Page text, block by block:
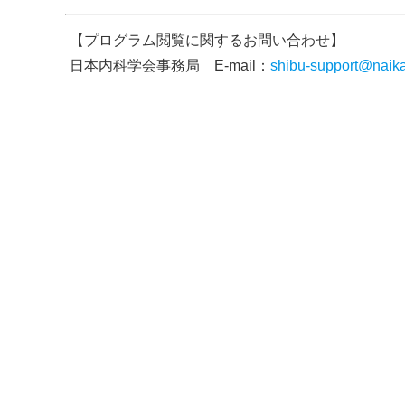
【プログラム閲覧に関するお問い合わせ】
日本内科学会事務局 E-mail： shibu-